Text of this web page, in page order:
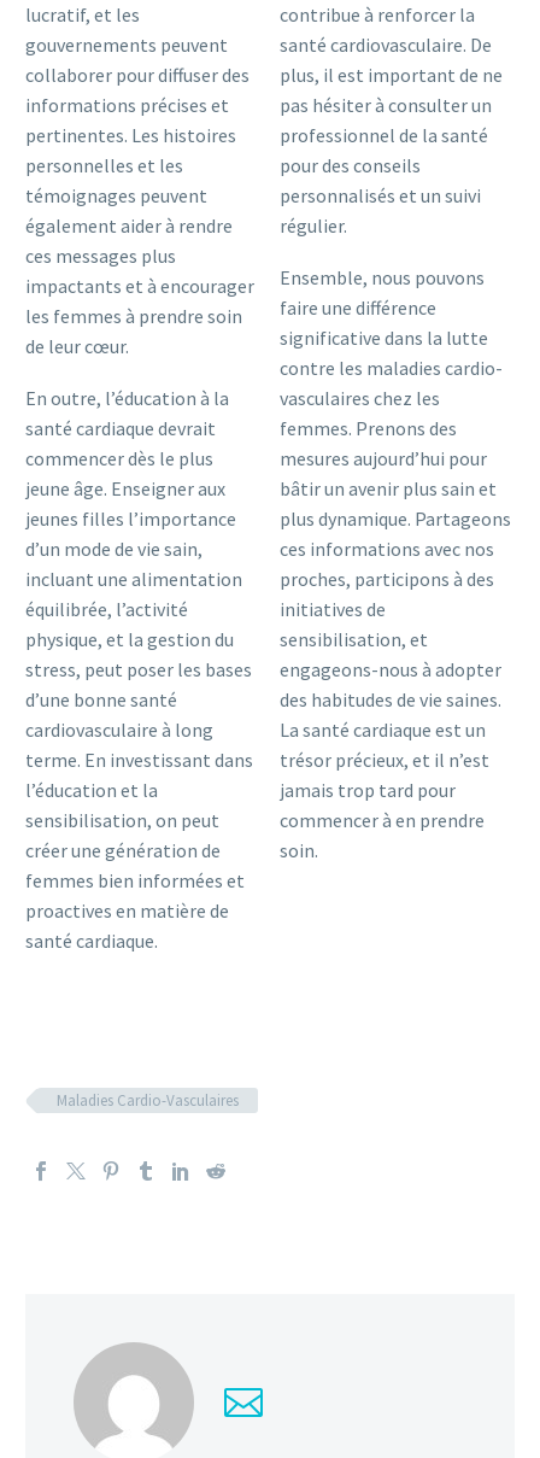
lucratif, et les
gouvernements peuvent
collaborer pour diffuser des
informations précises et
pertinentes. Les histoires
personnelles et les
témoignages peuvent
également aider à rendre
ces messages plus
impactants et à encourager
les femmes à prendre soin
de leur cœur.
En outre, l’éducation à la
santé cardiaque devrait
commencer dès le plus
jeune âge. Enseigner aux
jeunes filles l’importance
d’un mode de vie sain,
incluant une alimentation
équilibrée, l’activité
physique, et la gestion du
stress, peut poser les bases
d’une bonne santé
cardiovasculaire à long
terme. En investissant dans
l’éducation et la
sensibilisation, on peut
créer une génération de
femmes bien informées et
proactives en matière de
santé cardiaque.
contribue à renforcer la
santé cardiovasculaire. De
plus, il est important de ne
pas hésiter à consulter un
professionnel de la santé
pour des conseils
personnalisés et un suivi
régulier.
Ensemble, nous pouvons
faire une différence
significative dans la lutte
contre les maladies cardio-
vasculaires chez les
femmes. Prenons des
mesures aujourd’hui pour
bâtir un avenir plus sain et
plus dynamique. Partageons
ces informations avec nos
proches, participons à des
initiatives de
sensibilisation, et
engageons-nous à adopter
des habitudes de vie saines.
La santé cardiaque est un
trésor précieux, et il n’est
jamais trop tard pour
commencer à en prendre
soin.
Maladies Cardio-Vasculaires